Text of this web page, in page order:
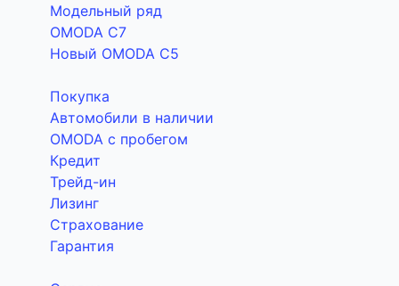
Модельный ряд
OMODA C7
Новый OMODA C5
Покупка
Автомобили в наличии
OMODA с пробегом
Кредит
Трейд-ин
Лизинг
Страхование
Гарантия